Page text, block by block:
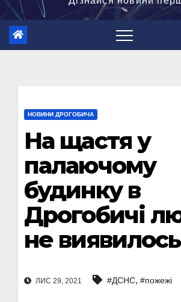
НОВИНИ ДРОГОБИЧА
На щастя у
палаючому
будинку в
Дрогобичі
не виявилось
ЛИС 29, 2021 #ДСНС, #пожежі